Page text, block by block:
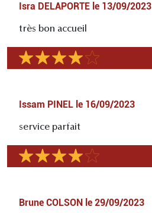
Isra DELAPORTE le 13/09/2023
très bon accueil
Issam PINEL le 16/09/2023
service parfait
Brune COLSON le 29/09/2023